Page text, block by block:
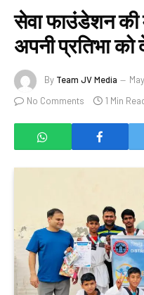
सेवा फाउंडेशन
अपनी प्रतिभा को
By Team JV Media
No Comments
1 Min